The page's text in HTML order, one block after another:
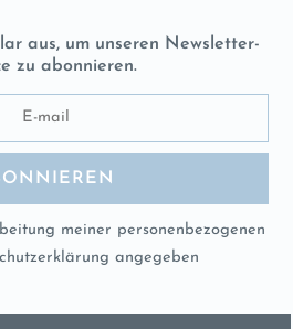
aus, um unseren Newsletter-
zu abonnieren.
meiner personenbezogenen
angegeben